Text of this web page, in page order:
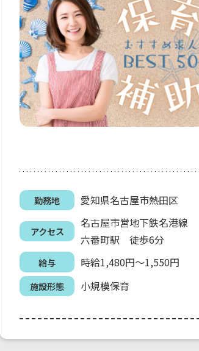
勤務地 愛知県名古屋市熱田区
アクセス
名古屋市営地下鉄名港線
六番町駅 徒歩6分
給与 時給1,480円～1,550円
施設形態 小規模保育